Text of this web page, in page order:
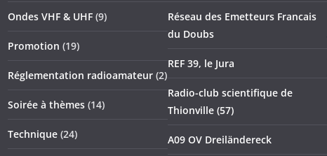
Ondes VHF & UHF (9)
Promotion (19)
Réglementation radioamateur (2)
Soirée à thèmes (14)
Technique (24)
Réseau des Emetteurs Francais
du Doubs
REF 39, le Jura
Radio-club scientifique de
Thionville (57)
A09 OV Dreiländereck